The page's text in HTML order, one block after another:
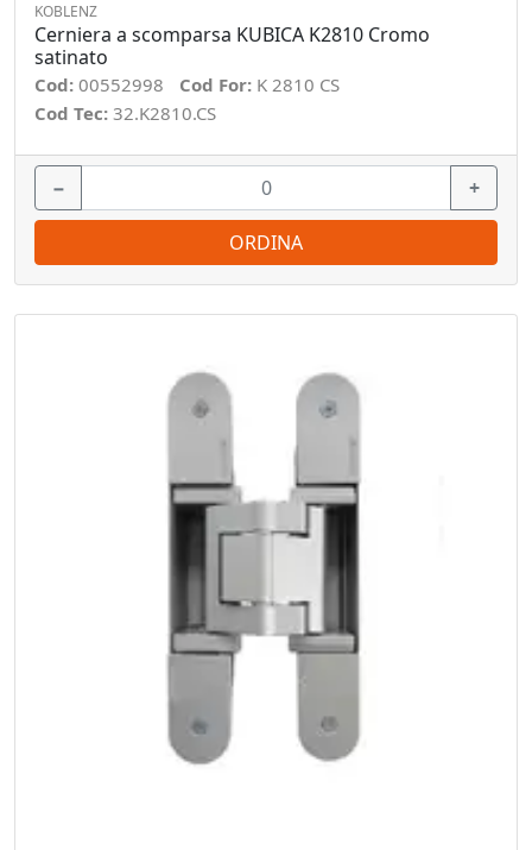
KOBLENZ
Cerniera a scomparsa KUBICA K2810 Cromo
satinato
Cod: 00552998 Cod For: K 2810 CS
Cod Tec: 32.K2810.CS
− +
ORDINA